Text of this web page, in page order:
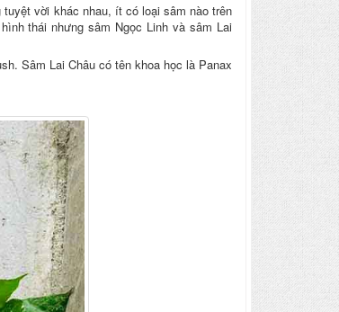
tuyệt vời khác nhau, ít có loại sâm nào trên
thái nhưng sâm Ngọc Linh và sâm Lai
Sâm Lai Châu có tên khoa học là Panax